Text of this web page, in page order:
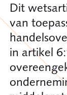
Dit
van
in artikel